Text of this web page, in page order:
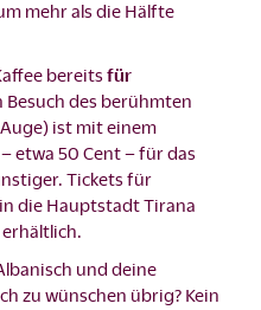
mehr als die Hälfte
bereits für
Besuch des berühmten
Auge) ist mit einem
etwa 50 Cent – für das
Tickets für
die Hauptstadt Tirana
und deine
zu wünschen übrig? Kein